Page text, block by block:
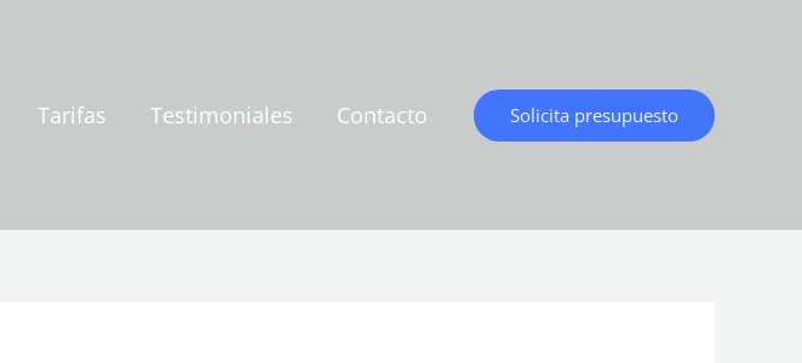
Tarifas Testimoniales Contacto Solicita presupuesto